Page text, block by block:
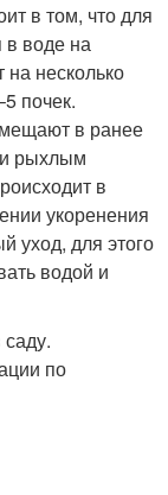
в том, что для
в воде на
несколько
почек.
в ранее
рыхлым
в
укоренения
уход, для этого
водой и